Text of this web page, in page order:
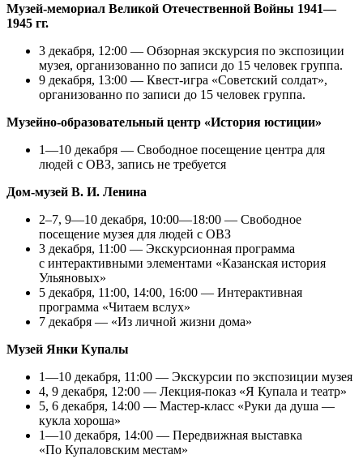
Музей-мемориал Великой Отечественной Войны 1941—
1945 гг.
3 декабря, 12:00 — Обзорная экскурсия по экспозиции
музея, организованно по записи до 15 человек группа.
9 декабря, 13:00 — Квест-игра «Советский солдат»,
организованно по записи до 15 человек группа.
Музейно-образовательный центр «История юстиции»
1—10 декабря — Свободное посещение центра для
людей с ОВЗ, запись не требуется
Дом-музей В. И. Ленина
2–7, 9—10 декабря, 10:00—18:00 — Свободное
посещение музея для людей с ОВЗ
3 декабря, 11:00 — Экскурсионная программа
с интерактивными элементами «Казанская история
Ульяновых»
5 декабря, 11:00, 14:00, 16:00 — Интерактивная
программа «Читаем вслух»
7 декабря — «Из личной жизни дома»
Музей Янки Купалы
1—10 декабря, 11:00 — Экскурсии по экспозиции музея
4, 9 декабря, 12:00 — Лекция-показ «Я Купала и театр»
5, 6 декабря, 14:00 — Мастер-класс «Руки да душа —
кукла хороша»
1—10 декабря, 14:00 — Передвижная выставка
«По Купаловским местам»